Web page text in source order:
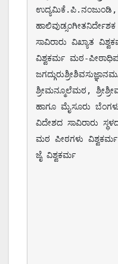
ಉದ್ಯಮಿಕೆ.ಪಿ.ನಂಜುಂಡಿ,
ಸಾವಿರಾರು ವಿಖ್ಯಾತ
ವಿಶ್ವಕರ್ಮ ಮಠ-
ಶ್ರೀಮನ್ಮೂಲೆಮಠ,
ಹಾಗೂ ಮೈಸೂರು
ವಿದೇಶದ ಸಾವಿರಾರು
ಮಠ ಪೀಠಗಳು
ಜೈ ವಿಶ್ವಕರ್ಮ